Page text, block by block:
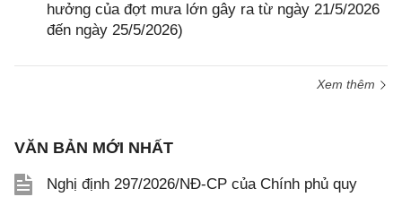
hưởng của đợt mưa lớn gây ra từ ngày 21/5/2026
đến ngày 25/5/2026)
Xem thêm
VĂN BẢN MỚI NHẤT
Nghị định 297/2026/NĐ-CP của Chính phủ quy